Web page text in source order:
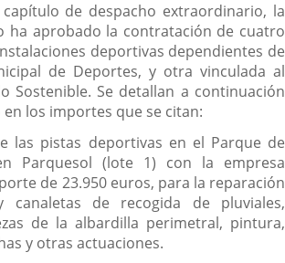
de despacho extraordinario, la
ha aprobado la contratación de cuatro
deportivas dependientes de
de Deportes, y otra vinculada al
Sostenible. Se detallan a continuación
en los importes que se citan:
las pistas deportivas en el Parque de
Parquesol (lote 1) con la empresa
de 23.950 euros, para la reparación
de recogida de pluviales,
de la albardilla perimetral, pintura,
y otras actuaciones.